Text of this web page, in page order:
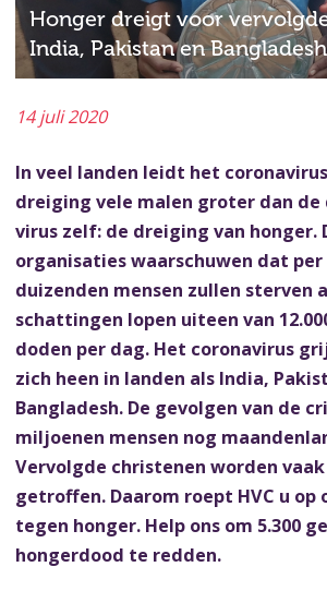
Honger dreigt voor
India, Pakistan en Bangladesh
14 juli 2020
In veel landen leidt het
dreiging vele malen groter dan
virus zelf: de dreiging van honger.
organisaties waarschuwen dat per
duizenden mensen zullen sterven
schattingen lopen uiteen van
doden per dag. Het coronavirus
zich heen in landen als India,
Bangladesh. De gevolgen van de
miljoenen mensen nog
Vervolgde christenen worden
getroffen. Daarom roept HVC u op
tegen honger. Help ons om 5.300
hongerdood te redden.